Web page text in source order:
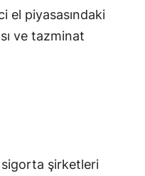
el piyasasındaki
ve tazminat
sigorta şirketleri